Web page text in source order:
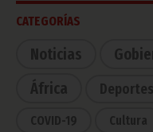
CATEGORÍAS
Noticias
África
Deportes
COVID-19 Cultura